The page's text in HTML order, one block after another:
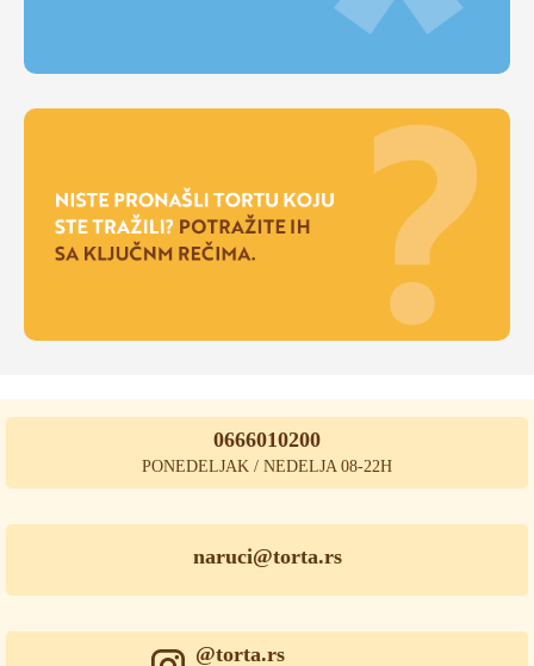
0666010200
PONEDELJAK / NEDELJA 08-22H
naruci@torta.rs
@torta.rs